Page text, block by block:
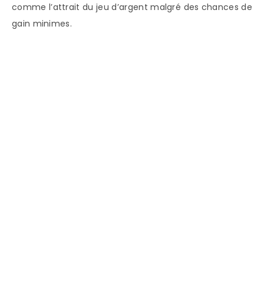
comme l’attrait du jeu d’argent malgré des chances de
gain minimes.